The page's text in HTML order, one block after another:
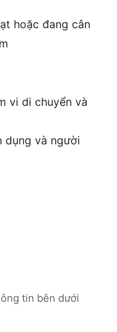
hoặc đang cân
vi di chuyển và
dụng và người
tin bên dưới